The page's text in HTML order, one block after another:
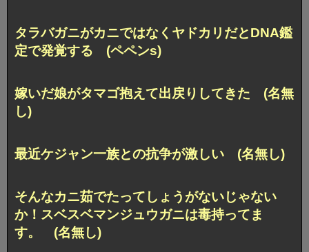
タラバガニがカニではなくヤドカリだとDNA鑑
定で発覚する (ペペンs)
嫁いだ娘がタマゴ抱えて出戻りしてきた (名無
し)
最近ケジャン一族との抗争が激しい (名無し)
そんなカニ茹でたってしょうがないじゃない
か！スベスベマンジュウガニは毒持ってま
す。 (名無し)